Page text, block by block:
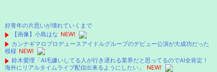

検索
好青年の片思いが壊れていくまで
【画像】小島はな NEW!
カンナギマロプロデュースアイドルグループのデビュー公演が大成功だった
模様 NEW!
鈴木愛理「AI毛嫌いしてる人が行き遅れる業界だと思ってるのでAI全肯定！
海外にリアルタイムライブ配信出来るようにしたい」
NEW!